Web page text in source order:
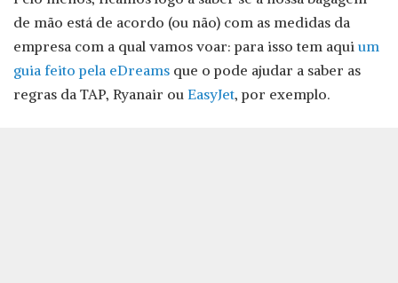
de mão está de acordo (ou não) com as medidas da
empresa com a qual vamos voar: para isso tem aqui um
guia feito pela eDreams que o pode ajudar a saber as
regras da TAP, Ryanair ou EasyJet, por exemplo.